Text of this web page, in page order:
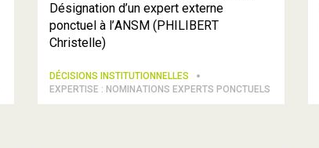
Désignation d’un expert externe
ponctuel à l’ANSM (PHILIBERT
Christelle)
DÉCISIONS INSTITUTIONNELLES
EXPERTISE : NOMINATIONS EXPERTS PONCTUELS